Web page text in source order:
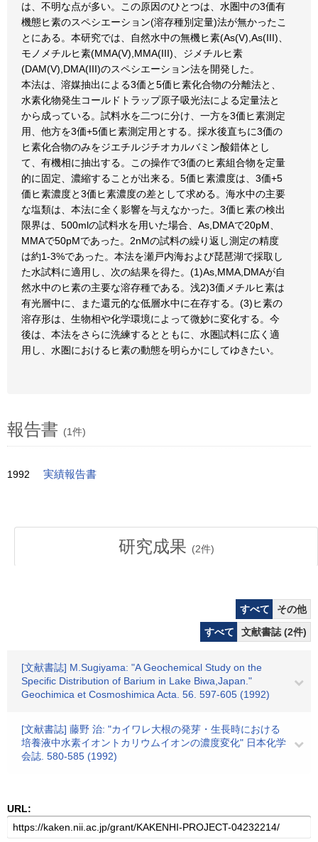
は、不明な点が多い。この原因のひとつは、水圏中の3価有
機態ヒ素のスペシエーション(溶存種別定量)法が無かったこ
とにある。本研究では、自然水中の無機ヒ素(As(V),As(III)、
モノメチルヒ素(MMA(V),MMA(III)、ジメチルヒ素
(DAM(V),DMA(III)のスペシエーション法を開発した。
本法は、溶媒抽出による3価と5価ヒ素化合物の分離法と、
水素化物発生コールドトラップ原子吸光法による定量法と
から成っている。試料水を二つに分け、一方を3価ヒ素測定
用、他方を3価+5価ヒ素測定用とする。採水後直ちに3価の
ヒ素化合物のみをジエチルジチオカルバミン酸錯体とし
て、有機相に抽出する。この操作で3価のヒ素組合物を定量
的に固定、濃縮することが出来る。5価ヒ素濃度は、3価+5
価ヒ素濃度と3価ヒ素濃度の差として求める。海水中の主要
な塩類は、本法に全く影響を与えなかった。3価ヒ素の検出
限界は、500mlの試料水を用いた場合、As,DMAで20pM、
MMAで50pMであった。2nMの試料の繰り返し測定の精度
は約1-3%であった。本法を瀬戸内海および琵琶湖で採取し
た水試料に適用し、次の結果を得た。(1)As,MMA,DMAが自
然水中のヒ素の主要な溶存種である。浅2)3価メチルヒ素は
有光層中に、また還元的な低層水中に在存する。(3)ヒ素の
溶存形は、生物相や化学環境によって微妙に変化する。今
後は、本法をさらに洗練するとともに、水圏試料に広く適
用し、水圏におけるヒ素の動態を明らかにしてゆきたい。
報告書 (1件)
1992 実績報告書
研究成果 (2件)
すべて
その他
すべて
文献書誌 (2件)
[文献書誌] M.Sugiyama: "A Geochemical Study on the
Specific Distribution of Barium in Lake Biwa,Japan."
Geochimica et Cosmoshimica Acta. 56. 597-605 (1992)
[文献書誌] 藤野 治: "カイワレ大根の発芽・生長時における
培養液中水素イオントカリウムイオンの濃度変化" 日本化学
会誌. 580-585 (1992)
URL: